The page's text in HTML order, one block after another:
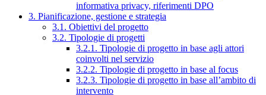
informativa privacy, riferimenti DPO
3. Pianificazione, gestione e strategia
3.1. Obiettivi del progetto
3.2. Tipologie di progetti
3.2.1. Tipologie di progetto in base agli attori
coinvolti nel servizio
3.2.2. Tipologie di progetto in base al focus
3.2.3. Tipologie di progetto in base all’ambito di
intervento